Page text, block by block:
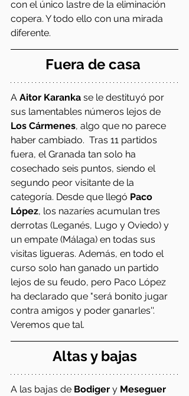
con el único lastre de la eliminación
copera. Y todo ello con una mirada
diferente.
Fuera de casa
A Aitor Karanka se le destituyó por
sus lamentables números lejos de
Los Cármenes, algo que no parece
haber cambiado.  Tras 11 partidos
fuera, el Granada tan solo ha
cosechado seis puntos, siendo el
segundo peor visitante de la
categoría. Desde que llegó Paco
López, los nazaríes acumulan tres
derrotas (Leganés, Lugo y Oviedo) y
un empate (Málaga) en todas sus
visitas ligueras. Además, en todo el
curso solo han ganado un partido
lejos de su feudo, pero Paco López
ha declarado que "será bonito jugar
contra amigos y poder ganarles''.
Veremos que tal.
Altas y bajas
A las bajas de Bodiger y Meseguer